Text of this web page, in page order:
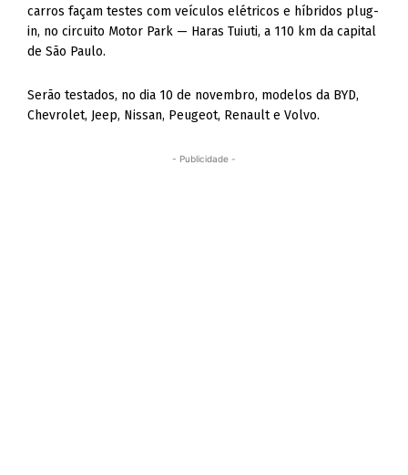
carros façam testes com veículos elétricos e híbridos plug-
in, no circuito Motor Park — Haras Tuiuti, a 110 km da capital
de São Paulo.
Serão testados, no dia 10 de novembro, modelos da BYD,
Chevrolet, Jeep, Nissan, Peugeot, Renault e Volvo.
- Publicidade -